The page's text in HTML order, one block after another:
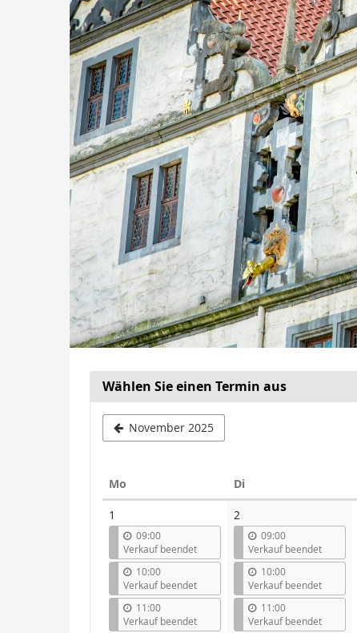
Wählen Sie einen Termin aus
November 2025
Mo DiDienstag
1
09:00
Verkauf beendet
10:00
Verkauf beendet
11:00
Verkauf beendet
2
09:00
Verkauf beendet
10:00
Verkauf beendet
11:00
Verkauf beendet